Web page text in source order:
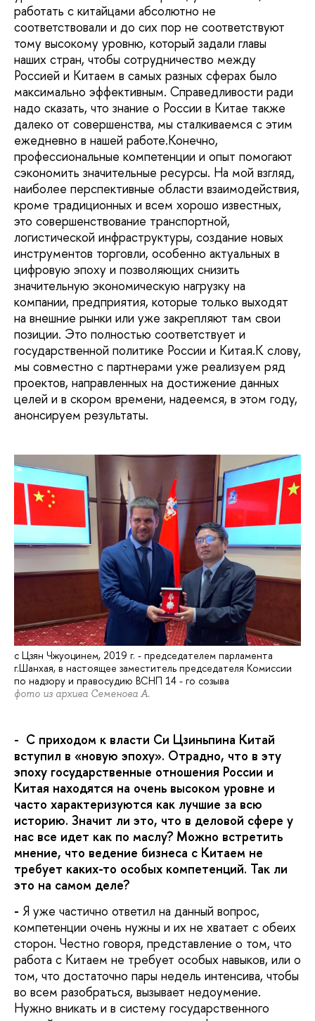
работать с китайцами абсолютно не
соответствовали и до сих пор не соответствуют
тому высокому уровню, который задали главы
наших стран, чтобы сотрудничество между
Россией и Китаем в самых разных сферах было
максимально эффективным. Справедливости ради
надо сказать, что знание о России в Китае также
далеко от совершенства, мы сталкиваемся с этим
ежедневно в нашей работе.Конечно,
профессиональные компетенции и опыт помогают
сэкономить значительные ресурсы. На мой взгляд,
наиболее перспективные области взаимодействия,
кроме традиционных и всем хорошо известных,
это совершенствование транспортной,
логистической инфраструктуры, создание новых
инструментов торговли, особенно актуальных в
цифровую эпоху и позволяющих снизить
значительную экономическую нагрузку на
компании, предприятия, которые только выходят
на внешние рынки или уже закрепляют там свои
позиции. Это полностью соответствует и
государственной политике России и Китая.К слову,
мы совместно с партнерами уже реализуем ряд
проектов, направленных на достижение данных
целей и в скором времени, надеемся, в этом году,
анонсируем результаты.
с Цзян Чжуоцинем, 2019 г. - председателем парламента
г.Шанхая, в настоящее заместитель председателя Комиссии
по надзору и правосудию ВСНП 14 - го созыва
фото из архива Семенова А.
- С приходом к власти Си Цзиньпина Китай
вступил в «новую эпоху». Отрадно, что в эту
эпоху государственные отношения России и
Китая находятся на очень высоком уровне и
часто характеризуются как лучшие за всю
историю. Значит ли это, что в деловой сфере у
нас все идет как по маслу? Можно встретить
мнение, что ведение бизнеса с Китаем не
требует каких-то особых компетенций. Так ли
это на самом деле?
- Я уже частично ответил на данный вопрос,
компетенции очень нужны и их не хватает с обеих
сторон. Честно говоря, представление о том, что
работа с Китаем не требует особых навыков, или о
том, что достаточно пары недель интенсива, чтобы
во всем разобраться, вызывает недоумение.
Нужно вникать и в систему государственного